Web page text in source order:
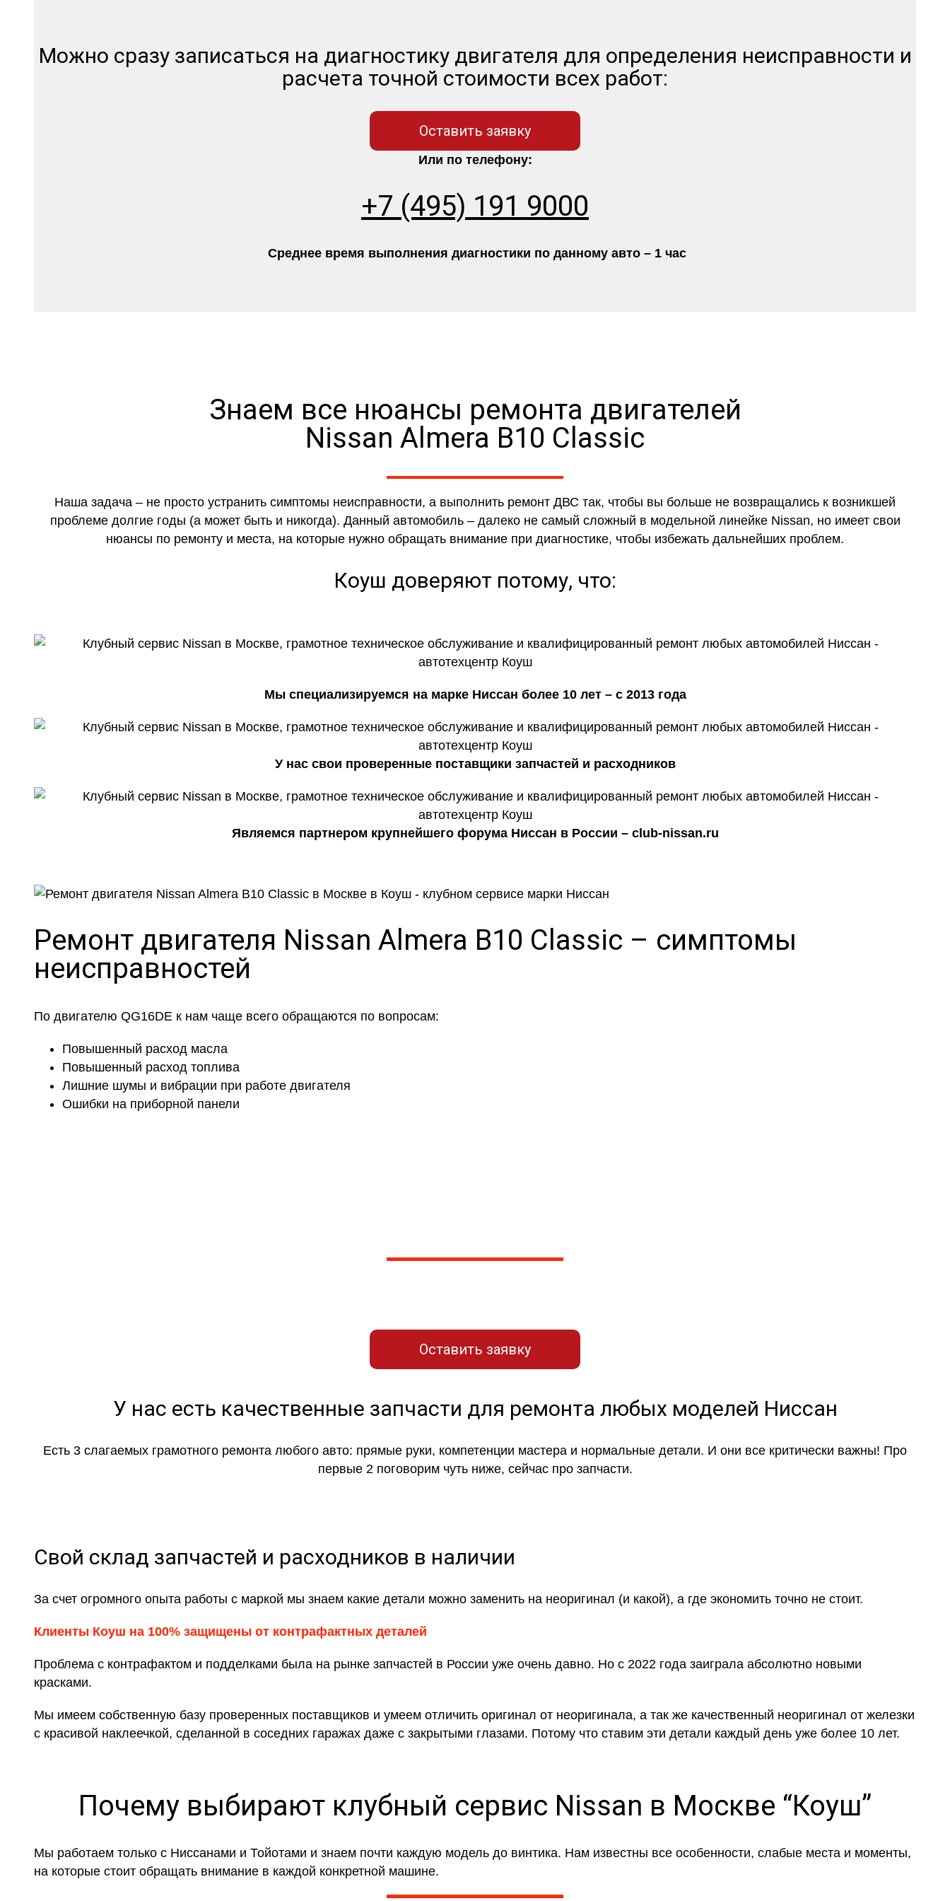
Можно сразу записаться на диагностику двигателя для определения неисправности и
расчета точной стоимости всех работ:
Оставить заявку
Или по телефону:
+7 (495) 191 9000
Среднее время выполнения диагностики по данному авто – 1 час
Знаем все нюансы ремонта двигателей
Nissan Almera B10 Classic
Наша задача – не просто устранить симптомы неисправности, а выполнить ремонт ДВС так, чтобы вы больше не возвращались к возникшей
проблеме долгие годы (а может быть и никогда). Данный автомобиль – далеко не самый сложный в модельной линейке Nissan, но имеет свои
нюансы по ремонту и места, на которые нужно обращать внимание при диагностике, чтобы избежать дальнейших проблем.
Коуш доверяют потому, что:
Мы специализируемся на марке Ниссан более 10 лет – с 2013 года
У нас свои проверенные поставщики запчастей и расходников
Являемся партнером крупнейшего форума Ниссан в России – club-nissan.ru
Ремонт двигателя Nissan Almera B10 Classic – симптомы
неисправностей
По двигателю QG16DE к нам чаще всего обращаются по вопросам:
Повышенный расход масла
Повышенный расход топлива
Лишние шумы и вибрации при работе двигателя
Ошибки на приборной панели
Оставить заявку
У нас есть качественные запчасти для ремонта любых моделей Ниссан
Есть 3 слагаемых грамотного ремонта любого авто: прямые руки, компетенции мастера и нормальные детали. И они все критически важны! Про
первые 2 поговорим чуть ниже, сейчас про запчасти.
Свой склад запчастей и расходников в наличии
За счет огромного опыта работы с маркой мы знаем какие детали можно заменить на неоригинал (и какой), а где экономить точно не стоит.
Клиенты Коуш на 100% защищены от контрафактных деталей
Проблема с контрафактом и подделками была на рынке запчастей в России уже очень давно. Но с 2022 года заиграла абсолютно новыми
красками.
Мы имеем собственную базу проверенных поставщиков и умеем отличить оригинал от неоригинала, а так же качественный неоригинал от железки
с красивой наклеечкой, сделанной в соседних гаражах даже с закрытыми глазами. Потому что ставим эти детали каждый день уже более 10 лет.
Почему выбирают клубный сервис Nissan в Москве “Коуш”
Мы работаем только с Ниссанами и Тойотами и знаем почти каждую модель до винтика. Нам известны все особенности, слабые места и моменты,
на которые стоит обращать внимание в каждой конкретной машине.